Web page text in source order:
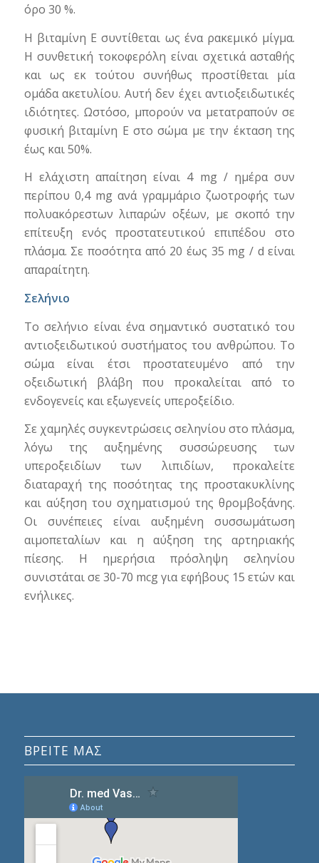
όρο 30 %.
Η βιταμίνη Ε συντίθεται ως ένα ρακεμικό μίγμα.
Η συνθετική τοκοφερόλη είναι σχετικά ασταθής
και ως εκ τούτου συνήθως προστίθεται μία
ομάδα ακετυλίου. Αυτή δεν έχει αντιοξειδωτικές
ιδιότητες. Ωστόσο, μπορούν να μετατραπούν σε
φυσική βιταμίνη Ε στο σώμα με την έκταση της
έως και 50%.
Η ελάχιστη απαίτηση είναι 4 mg / ημέρα συν
περίπου 0,4 mg ανά γραμμάριο ζωοτροφής των
πολυακόρεστων λιπαρών οξέων, με σκοπό την
επίτευξη ενός προστατευτικού επιπέδου στο
πλάσμα. Σε ποσότητα από 20 έως 35 mg / d είναι
απαραίτητη.
Σελήνιο
Το σελήνιο είναι ένα σημαντικό συστατικό του
αντιοξειδωτικού συστήματος του ανθρώπου. Το
σώμα είναι έτσι προστατευμένο από την
οξειδωτική βλάβη που προκαλείται από το
ενδογενείς και εξωγενείς υπεροξείδιο.
Σε χαμηλές συγκεντρώσεις σεληνίου στο πλάσμα,
λόγω της αυξημένης συσσώρευσης των
υπεροξειδίων των λιπιδίων, προκαλείτε
διαταραχή της ποσότητας της προστακυκλίνης
και αύξηση του σχηματισμού της θρομβοξάνης.
Οι συνέπειες είναι αυξημένη συσσωμάτωση
αιμοπεταλίων και η αύξηση της αρτηριακής
πίεσης. Η ημερήσια πρόσληψη σεληνίου
συνιστάται σε 30-70 mcg για εφήβους 15 ετών και
ενήλικες.
ΒΡΕΊΤΕ ΜΑΣ